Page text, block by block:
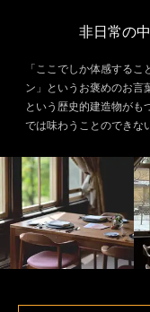
非日常の
「ここでしか体感する
ン」というお褒めのお言
という歴史的建造物がも
では味わうことのできな